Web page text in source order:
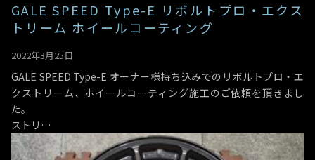
GALE SPEED Type-E リボルトプロ・エクス
トリーム ホイールコーティング
2022年3月25日
GALE SPEED Type-E オーナー様持ち込みでのリボルトプロ・エ
クストリーム、ホイールコーティング施工のご依頼を頂きまし
た。
ストリ…